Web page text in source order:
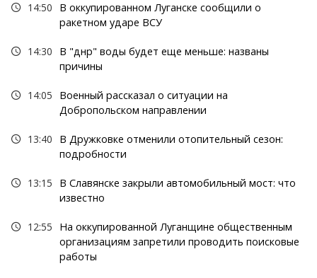
14:50
В оккупированном Луганске сообщили о
ракетном ударе ВСУ
14:30
В "днр" воды будет еще меньше: названы
причины
14:05
Военный рассказал о ситуации на
Добропольском направлении
13:40
В Дружковке отменили отопительный сезон:
подробности
13:15
В Славянске закрыли автомобильный мост: что
известно
12:55
На оккупированной Луганщине общественным
организациям запретили проводить поисковые
работы